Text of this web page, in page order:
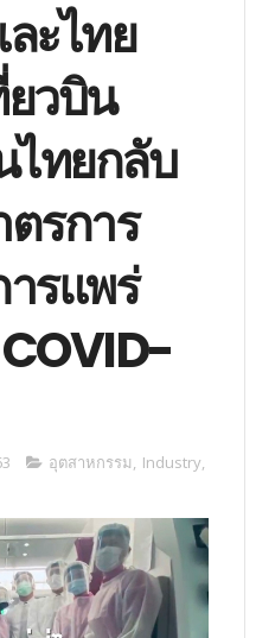
ะไทย
ยวบิน
ไทยกลับ
รการ
รแพร่
อุตสาหกรรม, Industry,